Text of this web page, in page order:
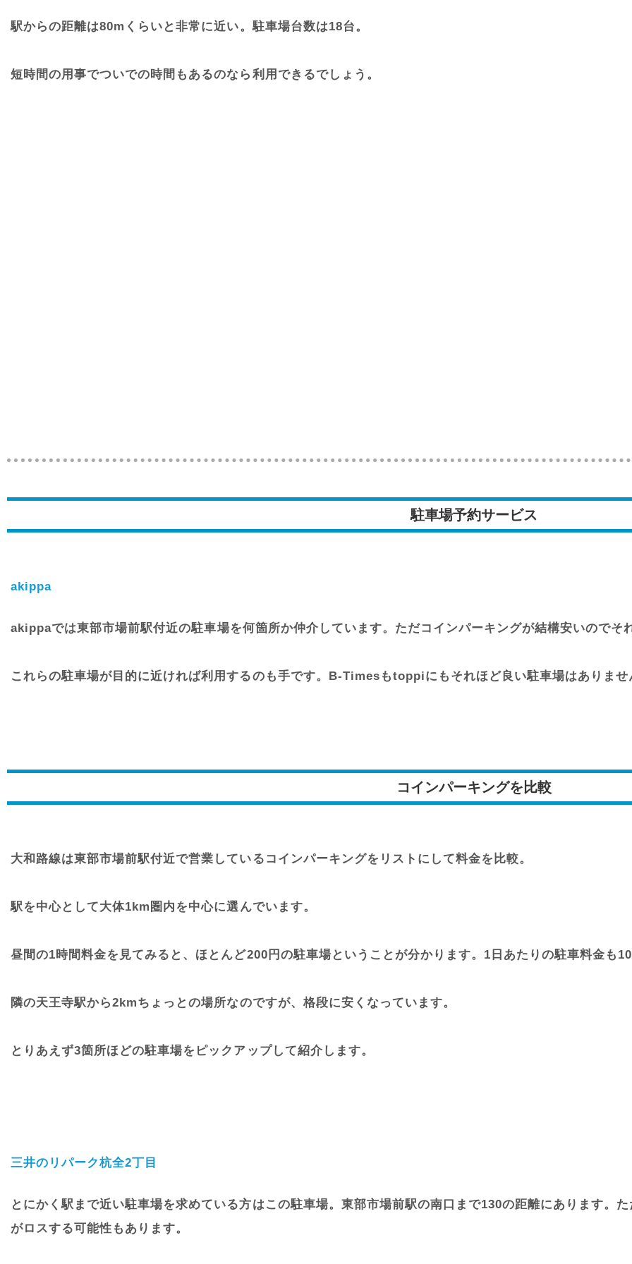
駅からの距離は80mくらいと非常に近い。駐車場台数は18台。
短時間の用事でついでの時間もあるのなら利用できるでしょう。
駐車場予約サービス
akippa
akippaでは東部市場前駅付近の駐車場を何箇所か仲介しています。ただコインパーキングが結構安いのでそ
これらの駐車場が目的に近ければ利用するのも手です。B-Timesもtoppiにもそれほど良い駐車場はありませ
コインパーキングを比較
大和路線は東部市場前駅付近で営業しているコインパーキングをリストにして料金を比較。
駅を中心として大体1km圏内を中心に選んでいます。
昼間の1時間料金を見てみると、ほとんど200円の駐車場ということが分かります。1日あたりの駐車料金も
隣の天王寺駅から2kmちょっとの場所なのですが、格段に安くなっています。
とりあえず3箇所ほどの駐車場をピックアップして紹介します。
三井のリパーク杭全2丁目
とにかく駅まで近い駐車場を求めている方はこの駐車場。東部市場前駅の南口まで130の距離にあります。
がロスする可能性もあります。